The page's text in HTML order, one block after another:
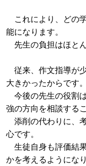
これにより、どの
能になります。
先生の負担はほと
従来、作文指導が
大きかったからです。
今後の先生の役割
強の方向を相談する
添削の代わりに、
心です。
生徒自身も評価結
かを考えるようになり